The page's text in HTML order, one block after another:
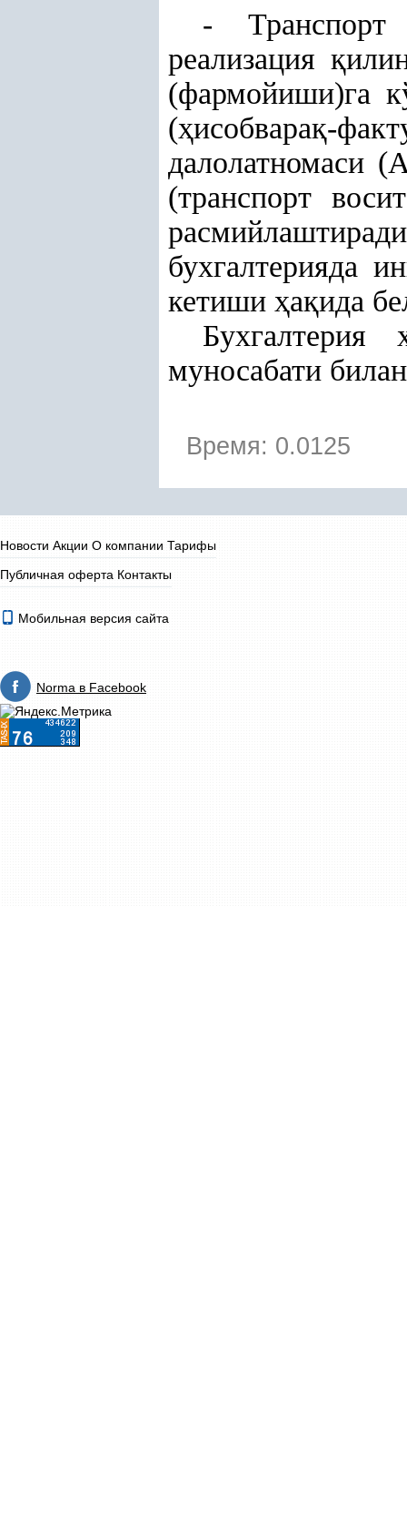
- Транспорт
реализация қ
(фармойиши)га
(ҳисобварақ-
далолатномаси
(транспорт
бухгалтерияда
кетиши ҳақида
Бухгалтерия
муносабати
Время: 0.0125
Новости Акции О компании Тарифы
Публичная оферта Контакты
Мобильная версия сайта
Norma в Facebook